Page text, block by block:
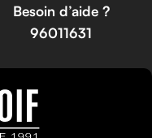
Besoin d’aide ?
96011631